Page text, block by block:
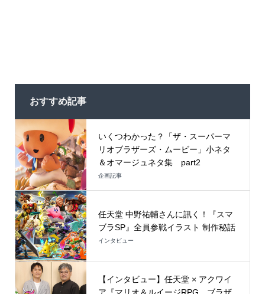
おすすめ記事
いくつわかった？「ザ・スーパーマ
リオブラザーズ・ムービー」小ネタ
＆オマージュネタ集 part2
企画記事
任天堂 中野祐輔さんに訊く！『スマ
ブラSP』全員参戦イラスト 制作秘話
インタビュー
【インタビュー】任天堂 × アクワイ
ア『マリオ＆ルイージRPG ブラザ